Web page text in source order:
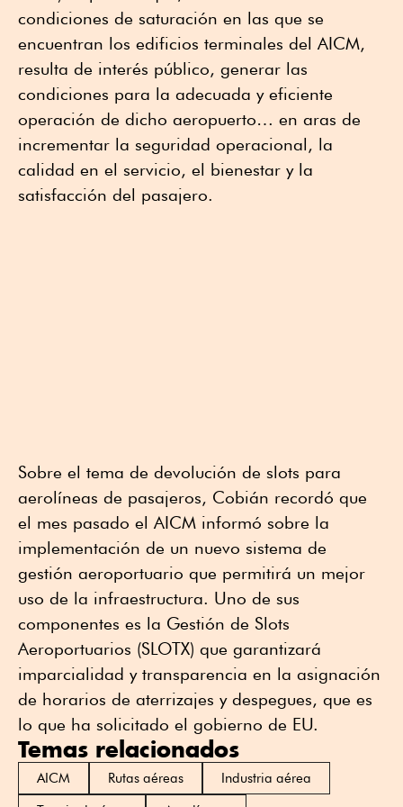
condiciones de saturación en las que se
encuentran los edificios terminales del AICM,
resulta de interés público, generar las
condiciones para la adecuada y eficiente
operación de dicho aeropuerto… en aras de
incrementar la seguridad operacional, la
calidad en el servicio, el bienestar y la
satisfacción del pasajero.
Sobre el tema de devolución de slots para
aerolíneas de pasajeros, Cobián recordó que
el mes pasado el AICM informó sobre la
implementación de un nuevo sistema de
gestión aeroportuario que permitirá un mejor
uso de la infraestructura. Uno de sus
componentes es la Gestión de Slots
Aeroportuarios (SLOTX) que garantizará
imparcialidad y transparencia en la asignación
de horarios de aterrizajes y despegues, que es
lo que ha solicitado el gobierno de EU.
Temas relacionados
AICM Rutas aéreas
Industria aérea